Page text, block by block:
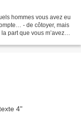
hommes vous avez eu
- de côtoyer, mais
part que vous m’avez